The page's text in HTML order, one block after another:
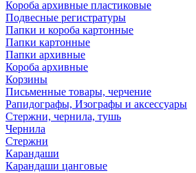
Короба архивные пластиковые
Подвесные регистратуры
Папки и короба картонные
Папки картонные
Папки архивные
Короба архивные
Корзины
Письменные товары, черчение
Рапидографы, Изографы и аксессуары
Стержни, чернила, тушь
Чернила
Стержни
Карандаши
Карандаши цанговые